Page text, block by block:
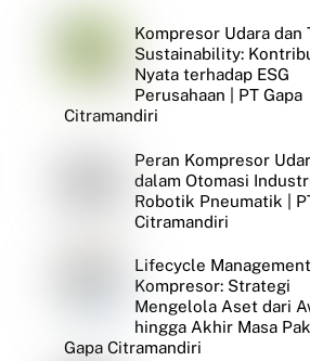
Kompresor Udara dan
Sustainability:
Nyata terhadap ESG
Perusahaan | PT Gapa
Citramandiri
Peran Kompresor
dalam Otomasi
Robotik Pneumatik |
Citramandiri
Lifecycle Management
Kompresor: Strategi
Mengelola Aset dari
hingga Akhir Masa
Gapa Citramandiri